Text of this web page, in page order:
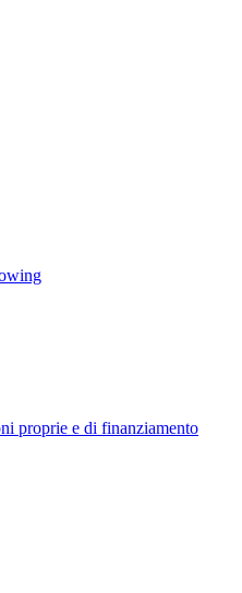
proprie e di finanziamento